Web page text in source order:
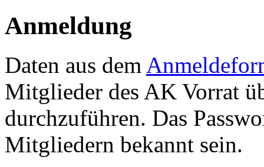
Anmeldung
Daten aus dem
Mitglieder des AK Vorrat
durchzuführen. Das
Mitgliedern bekannt sein.